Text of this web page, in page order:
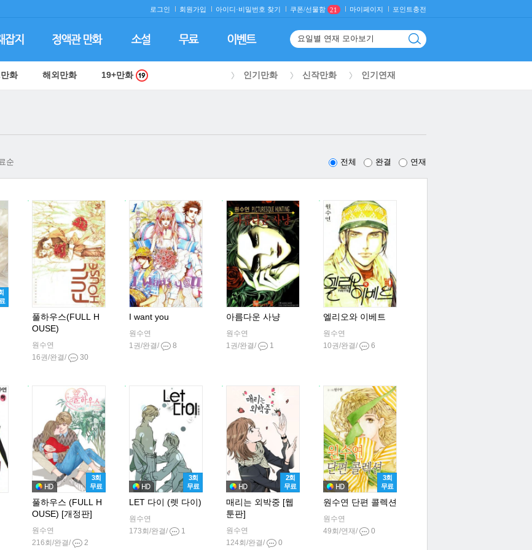
로그인 회원가입 아이디·비밀번호 찾기 쿠폰/선물함 21 마이페이지 포인트충전
화 해외만화 19+만화 인기만화 신작만화 인기연재
순 전체 완결 연재
풀하우스(FULL H
OUSE)
원수연
16권/완결/
30
I want you
원수연
1권/완결/
8
아름다운 사냥
원수연
1권/완결/
1
엘리오와 이베트
원수연
10권/완결/
6
3회
무료
풀하우스 (FULL H
OUSE) [개정판]
원수연
216회/완결/
2
3회
무료
LET 다이 (렛 다이)
원수연
173회/완결/
1
2회
무료
매리는 외박중 [웹
툰판]
원수연
124회/완결/
0
3회
무료
원수연 단편 콜렉션
원수연
49회/연재/
0